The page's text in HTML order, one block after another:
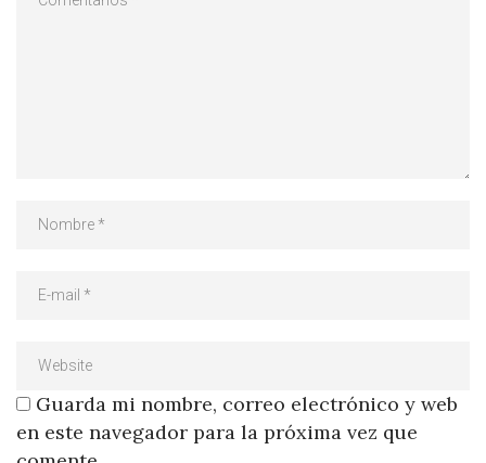
Guarda mi nombre, correo electrónico y web
en este navegador para la próxima vez que